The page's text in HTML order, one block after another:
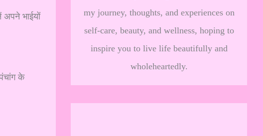
अपने भाईयों
के
my journey, thoughts, and experiences on
self-care, beauty, and wellness, hoping to
inspire you to live life beautifully and
wholeheartedly.